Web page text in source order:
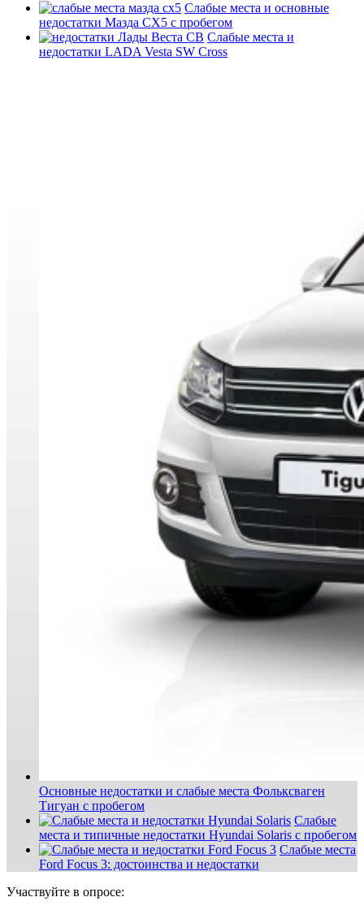
Слабые места и основные
недостатки Мазда СХ5 с пробегом
Слабые места и
недостатки LADA Vesta SW Cross
Основные недостатки и слабые места Фольксваген
Тигуан с пробегом
Слабые
места и типичные недостатки Hyundai Solaris с пробегом
Слабые места
Ford Focus 3: достоинства и недостатки
Участвуйте в опросе: